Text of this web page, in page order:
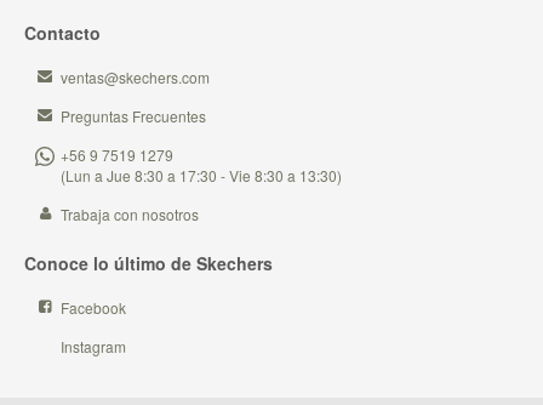
Contacto
ventas@skechers.com
Preguntas Frecuentes
+56 9 7519 1279
(Lun a Jue 8:30 a 17:30 - Vie 8:30 a 13:30)
Trabaja con nosotros
Conoce lo último de Skechers
Facebook
Instagram